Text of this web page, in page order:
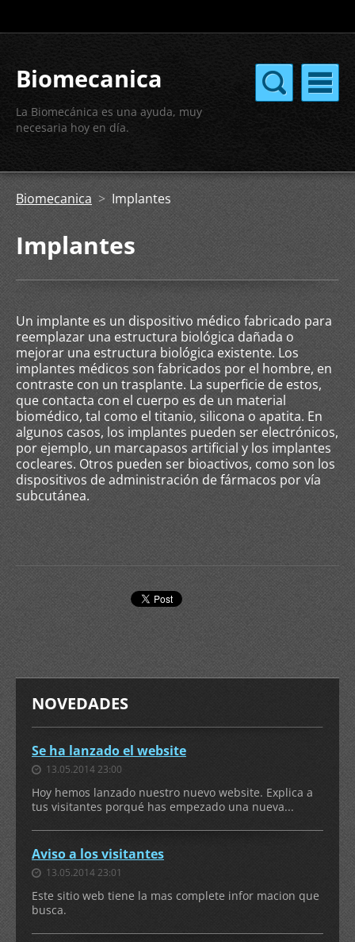
Biomecanica
La Biomecánica es una ayuda, muy
necesaria hoy en día.
Biomecanica > Implantes
Implantes
Un implante es un dispositivo médico fabricado para
reemplazar una estructura biológica dañada o
mejorar una estructura biológica existente. Los
implantes médicos son fabricados por el hombre, en
contraste con un trasplante. La superficie de estos,
que contacta con el cuerpo es de un material
biomédico, tal como el titanio, silicona o apatita. En
algunos casos, los implantes pueden ser electrónicos,
por ejemplo, un marcapasos artificial y los implantes
cocleares. Otros pueden ser bioactivos, como son los
dispositivos de administración de fármacos por vía
subcutánea.
NOVEDADES
Se ha lanzado el website
13.05.2014 23:00
Hoy hemos lanzado nuestro nuevo website. Explica a
tus visitantes porqué has empezado una nueva...
Aviso a los visitantes
13.05.2014 23:01
Este sitio web tiene la mas complete infor macion que
busca.